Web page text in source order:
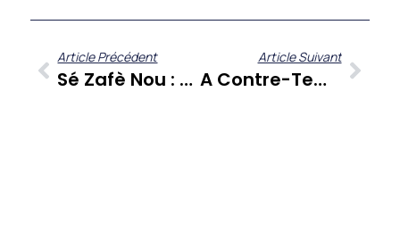
Article Précédent
Sé Zafè Nou : Adams Kwateh Décrypte Les Enjeux De La Société Antillaise Avec Jean-Marc Kromwel
Article Suivant
A Contre-Temps Du 22 Octobre 2021 : Dorwling-Carter Et Ses Chroniqueurs Décryptent L’actualité Cruciale Des Antilles Et De La Guyane